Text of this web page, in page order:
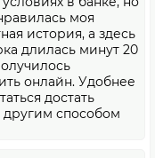
моя
история, а здесь
длилась минут 20
онлайн. Удобнее
достать
другим способом